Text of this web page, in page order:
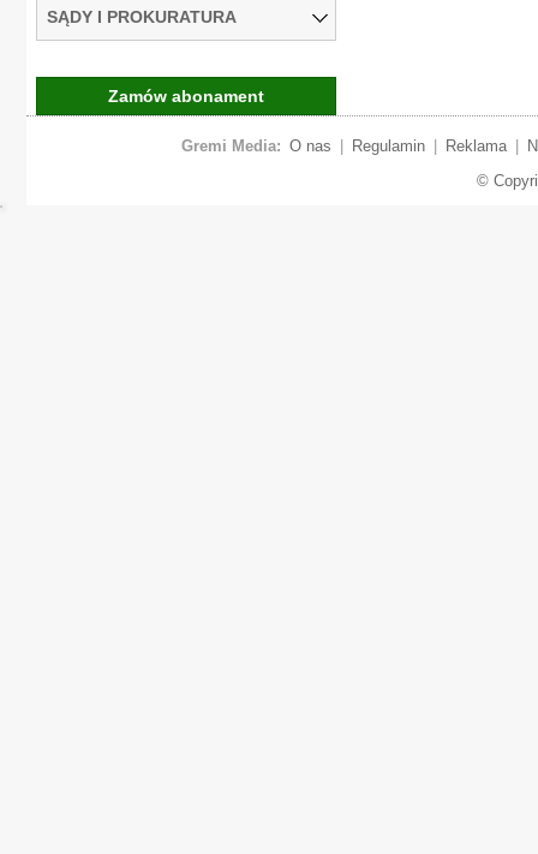
SĄDY I PROKURATURA
Zamów abonament
Gremi Media: O nas Regulamin Reklama
©